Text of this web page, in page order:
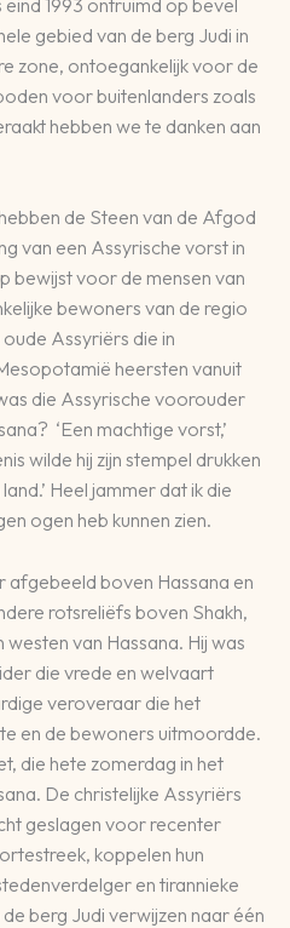
gebied van de berg Judi in
zone, ontoegankelijk voor de
voor buitenlanders zoals
hebben we te danken aan
de Steen van de Afgod
van een Assyrische vorst in
bewijst voor de mensen van
bewoners van de regio
Assyriërs die in
heersten vanuit
die Assyrische voorouder
‘Een machtige vorst,’
wilde hij zijn stempel drukken
Heel jammer dat ik die
ogen heb kunnen zien.
afgebeeld boven Hassana en
rotsreliëfs boven Shakh,
van Hassana. Hij was
die vrede en welvaart
veroveraar die het
en de bewoners uitmoordde.
die hete zomerdag in het
De christelijke Assyriërs
geslagen voor recenter
koppelen hun
en tirannieke
berg Judi verwijzen naar één